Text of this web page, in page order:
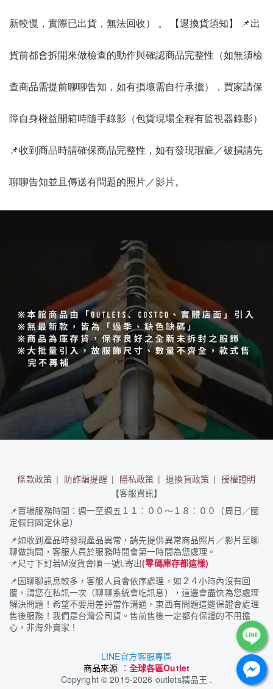
新較慢，實際已出貨，無法回收） 。 【退換貨須知】 📌出
貨前都會拆開來做檢查的動作與確認商品完整性（如無須檢
查商品需提前聊聊告知，如有損壞需自行承擔），買家請保
障自身權益開箱時隨手錄影（包貨現場全程有監視器錄影）
📌收到商品時請確保商品完整性，如有發現瑕疵／破損請先
聊聊告知並且傳送有問題的照片／影片。
條款政策 防詐騙提醒 隱私政策 退換貨政策
授權證明
【客服資訊】
📌賣場服務時間：週一至週五１１：００～１８：００（周日／國
定假日固定休息）
📌如收到產品時發現產品異常，請先提供異常商品照片／影片至聊
聊做詢問，客服人員於服務時間會第一時間為您處理。
📌尺寸下訂若M沒貨會順一號L寄出(零碼庫存都這樣)
📌因聊聊訊息較多，客服人員會依序處理，如２４小時內沒有回
覆，請您在私訊一次（聊聊系統會吃訊息），這邊會盡快為您處理
解決問題！希望不要用差評當作溝通。東西有問題這邊保證會處理
售後服務！我們是台灣公司貨。售前售後一定都有保證的不用擔
心，非海外賣家！
LINE官方客服專區
商品來源 ： 全球各區Outlet
Copyright© 2015-2026 outlets精品王 .